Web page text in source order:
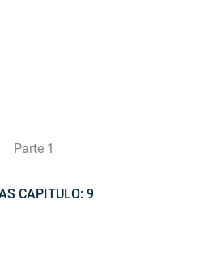
Parte 1
CAPITULO: 9